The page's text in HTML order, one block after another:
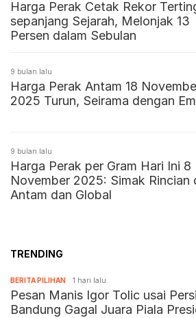
Harga Perak Cetak Rekor
sepanjang Sejarah, Melonjak 13
Persen dalam Sebulan
9 bulan lalu
Harga Perak Antam 18
2025 Turun, Seirama dengan
9 bulan lalu
Harga Perak per Gram Hari Ini 8
November 2025: Simak Rincian
Antam dan Global
TRENDING
BERITA PILIHAN 1 hari lalu
Pesan Manis Igor Tolic usai
Bandung Gagal Juara Piala